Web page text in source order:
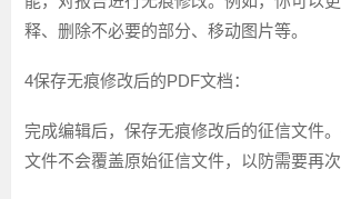
释、删除不必要的部分、移动图片等。
4保存无痕修改后的PDF文档：
完成编辑后，保存无痕修改后的征信文件
文件不会覆盖原始征信文件，以防需要再次